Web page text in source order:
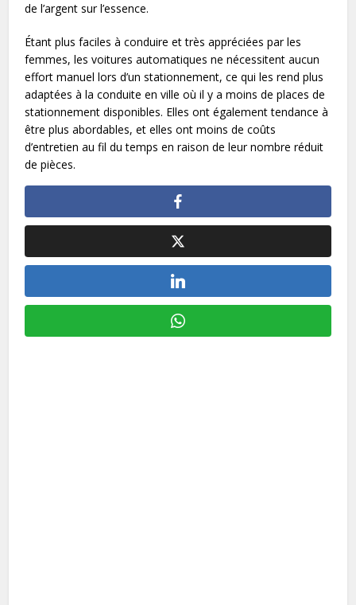
de l’argent sur l’essence.
Étant plus faciles à conduire et très appréciées par les
femmes, les voitures automatiques ne nécessitent aucun
effort manuel lors d’un stationnement, ce qui les rend plus
adaptées à la conduite en ville où il y a moins de places de
stationnement disponibles. Elles ont également tendance à
être plus abordables, et elles ont moins de coûts
d’entretien au fil du temps en raison de leur nombre réduit
de pièces.